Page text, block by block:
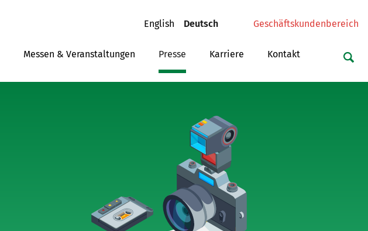
Messen & Veranstaltungen Presse Karriere Kontakt
English (current)
Deutsch(current)Geschäftskundenbereich